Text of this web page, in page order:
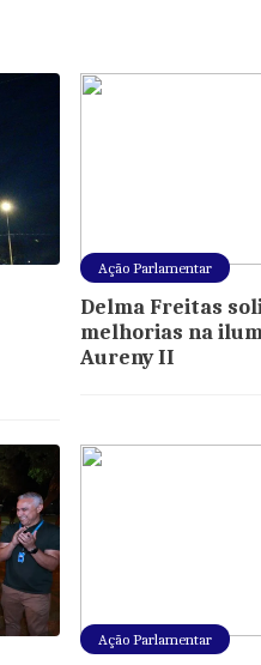
Ação Parlamentar
Delma Freitas
melhorias na
Aureny II
Ação Parlamentar